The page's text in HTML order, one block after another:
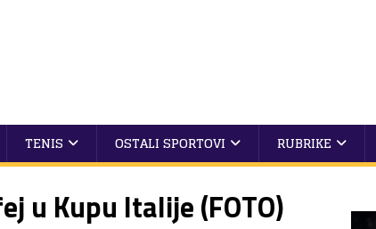
TENIS OSTALI SPORTOVI RUBRIKE
u Kupu Italije (FOTO)